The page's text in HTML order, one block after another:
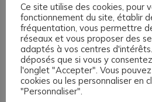
Nos centres de formation sont
Lisieux et à Rouen. Nous vous
sur-mesure en anglais, espagnol,
des Signes et 13 autres langues,
Personnel de Formation, aux
Travailleurs Non Salariés, et
possibles.
Ce site utilise des cookies, pour
fonctionnement du site, établir
fréquentation, vous permettre
réseaux et vous proposer des
adaptés à vos centres
déposés que si vous y
l'onglet "Accepter". Vous
cookies ou les personnaliser en
"Personnaliser".